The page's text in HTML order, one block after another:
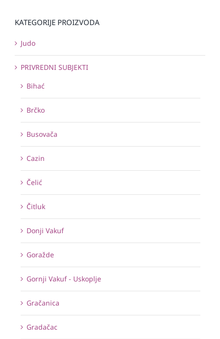
KATEGORIJE PROIZVODA
Judo
PRIVREDNI SUBJEKTI
Bihać
Brčko
Busovača
Cazin
Čelić
Čitluk
Donji Vakuf
Goražde
Gornji Vakuf - Uskoplje
Gračanica
Gradačac